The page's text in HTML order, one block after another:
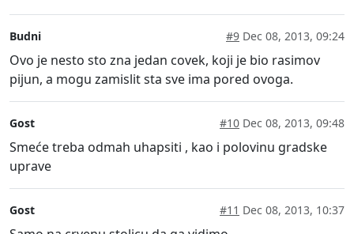
Budni #9 Dec 08, 2013, 09:24
Ovo je nesto sto zna jedan covek, koji je bio rasimov
pijun, a mogu zamislit sta sve ima pored ovoga.
Gost #10 Dec 08, 2013, 09:48
Smeće treba odmah uhapsiti , kao i polovinu gradske
uprave
Gost #11 Dec 08, 2013, 10:37